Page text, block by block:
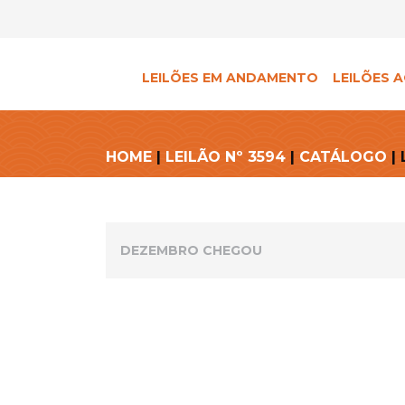
LEILÕES EM ANDAMENTO LEILÕES
HOME | LEILÃO Nº 3594 | CATÁLOGO |
DEZEMBRO CHEGOU